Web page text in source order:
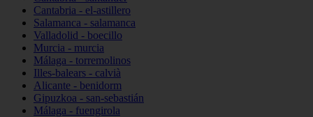
Cantabria - el-astillero
Salamanca - salamanca
Valladolid - boecillo
Murcia - murcia
Málaga - torremolinos
Illes-balears - calvià
Alicante - benidorm
Gipuzkoa - san-sebastián
Málaga - fuengirola